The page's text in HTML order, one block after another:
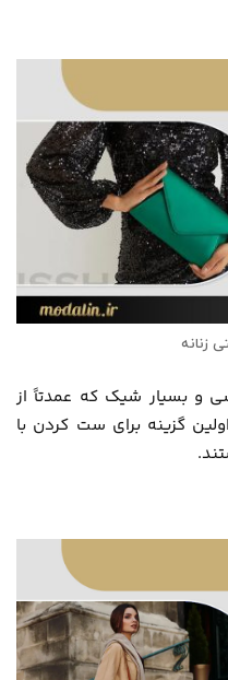
زنانه
و بسیار شیک که عمدتاً از
گزینه برای ست کردن با